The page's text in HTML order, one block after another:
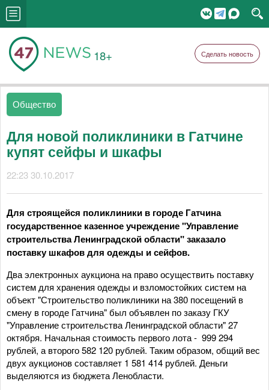
18+ Сделать новость
Общество
Для новой поликлиники в Гатчине
купят сейфы и шкафы
22:23 30.10.2017
Для строящейся поликлиники в городе Гатчина
государственное казенное учреждение "Управление
строительства Ленинградской области" заказало
поставку шкафов для одежды и сейфов.
Два электронных аукциона на право осуществить поставку
систем для хранения одежды и взломостойких систем на
объект "Строительство поликлиники на 380 посещений в
смену в городе Гатчина" был объявлен по заказу ГКУ
"Управление строительства Ленинградской области" 27
октября. Начальная стоимость первого лота - 999 294
рублей, а второго 582 120 рублей. Таким образом, общий вес
двух аукционов составляет 1 581 414 рублей. Деньги
выделяются из бюджета Ленобласти.